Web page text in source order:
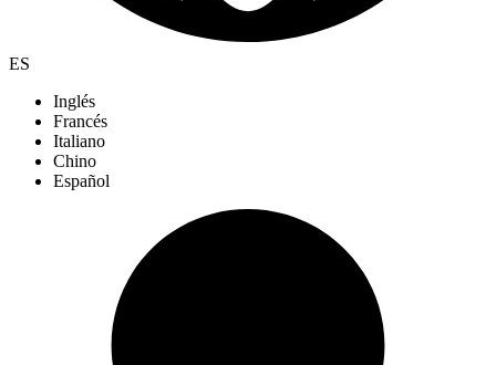
ES
Inglés
Francés
Italiano
Chino
Español